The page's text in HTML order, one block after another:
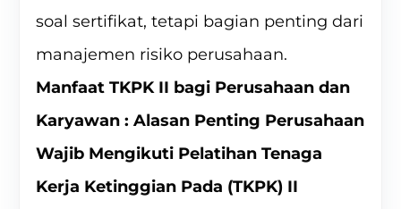
soal sertifikat, tetapi bagian penting dari
manajemen risiko perusahaan.
Manfaat TKPK II bagi Perusahaan dan
Karyawan : Alasan Penting Perusahaan
Wajib Mengikuti Pelatihan Tenaga
Kerja Ketinggian Pada (TKPK) II